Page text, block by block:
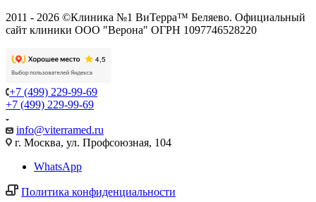
2011 - 2026 ©Клиника №1 ВиТерра™ Беляево. Официальный
сайт клиники ООО "Верона" ОГРН 1097746528220
+7 (499) 229-99-69
+7 (499) 229-99-69
info@viterramed.ru
г. Москва, ул. Профсоюзная, 104
WhatsApp
Политика конфиденциальности